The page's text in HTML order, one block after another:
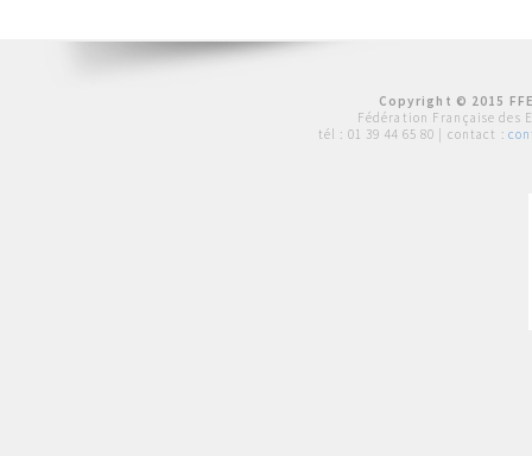
Copyright © 2015
Fédération Française des
tél : 01 39 44 65 80 | contact :